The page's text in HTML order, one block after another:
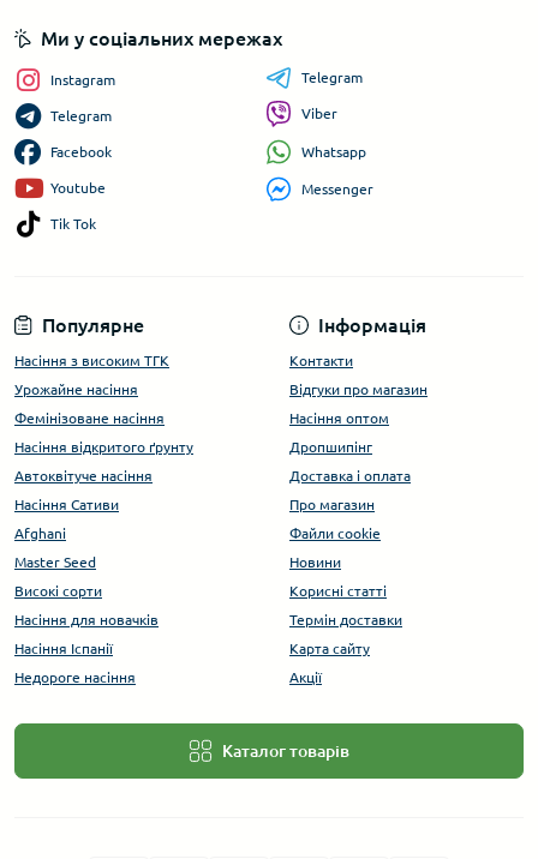
Популярне
Насіння з високим ТГК
Урожайне насіння
Фемінізоване насіння
Насіння відкритого ґрунту
Автоквітуче насіння
Насіння Сативи
Afghani
Master Seed
Високі сорти
Насіння для новачків
Насіння Іспанії
Недороге насіння
Інформація
Контакти
Відгуки про магазин
Насіння оптом
Дропшипінг
Доставка і оплата
Про магазин
Файли cookie
Новини
Корисні статті
Термін доставки
Карта сайту
Акції
Каталог товарів
Ми у соціальних мережах
Instagram
Telegram
Facebook
Youtube
Tik Tok
Telegram
Viber
Whatsapp
Messenger